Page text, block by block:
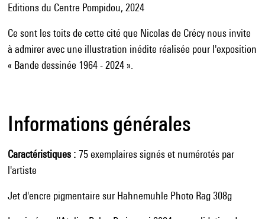
Editions du Centre Pompidou, 2024
Ce sont les toits de cette cité que Nicolas de Crécy nous invite
à admirer avec une illustration inédite réalisée pour l'exposition
« Bande dessinée 1964 - 2024 ».
Informations générales
Caractéristiques
75 exemplaires signés et numérotés par
l'artiste
Jet d'encre pigmentaire sur Hahnemuhle Photo Rag 308g